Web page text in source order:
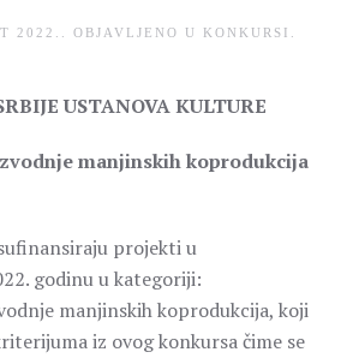
2022. . OBJAVLJENO U KONKURSI
USTANOVA KULTURE
manjinskih koprodukcija
projekti u
godinu u kategoriji:
manjinskih koprodukcija, koji
iz ovog konkursa čime se